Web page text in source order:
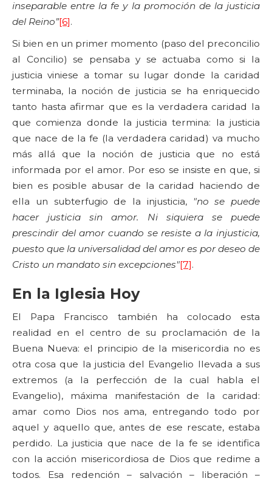
inseparable entre la fe y la promoción de la justicia
del Reino”[6].
Si bien en un primer momento (paso del preconcilio
al Concilio) se pensaba y se actuaba como si la
justicia viniese a tomar su lugar donde la caridad
terminaba, la noción de justicia se ha enriquecido
tanto hasta afirmar que es la verdadera caridad la
que comienza donde la justicia termina: la justicia
que nace de la fe (la verdadera caridad) va mucho
más allá que la noción de justicia que no está
informada por el amor. Por eso se insiste en que, si
bien es posible abusar de la caridad haciendo de
ella un subterfugio de la injusticia, "no se puede
hacer justicia sin amor. Ni siquiera se puede
prescindir del amor cuando se resiste a la injusticia,
puesto que la universalidad del amor es por deseo de
Cristo un mandato sin excepciones"[7].
En la Iglesia Hoy
El Papa Francisco también ha colocado esta
realidad en el centro de su proclamación de la
Buena Nueva: el principio de la misericordia no es
otra cosa que la justicia del Evangelio llevada a sus
extremos (a la perfección de la cual habla el
Evangelio), máxima manifestación de la caridad:
amar como Dios nos ama, entregando todo por
aquel y aquello que, antes de ese rescate, estaba
perdido. La justicia que nace de la fe se identifica
con la acción misericordiosa de Dios que redime a
todos. Esa redención – salvación – liberación –